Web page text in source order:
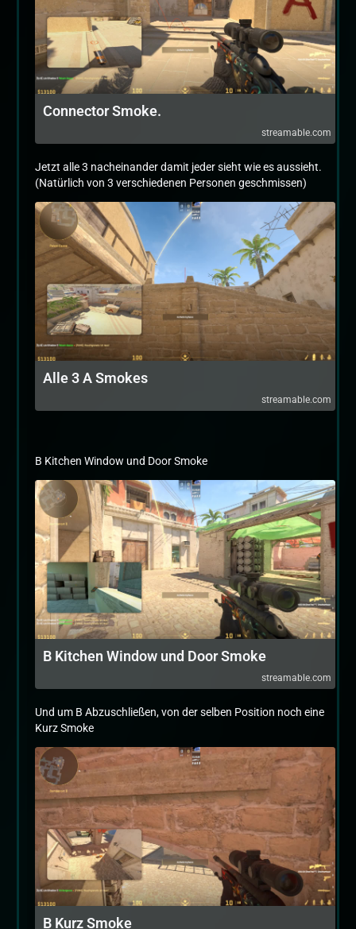
Connector Smoke.
streamable.com
Jetzt alle 3 nacheinander damit jeder sieht wie es aussieht.
(Natürlich von 3 verschiedenen Personen geschmissen)
Alle 3 A Smokes
streamable.com
B Kitchen Window und Door Smoke
B Kitchen Window und Door Smoke
streamable.com
Und um B Abzuschließen, von der selben Position noch eine
Kurz Smoke
B Kurz Smoke